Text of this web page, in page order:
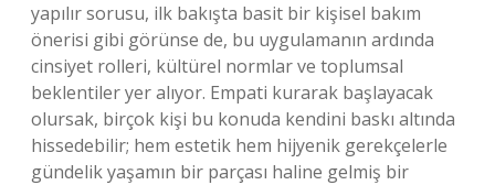
yapılır sorusu, ilk bakışta basit bir kişisel bakım
önerisi gibi görünse de, bu uygulamanın ardında
cinsiyet rolleri, kültürel normlar ve toplumsal
beklentiler yer alıyor. Empati kurarak başlayacak
olursak, birçok kişi bu konuda kendini baskı altında
hissedebilir; hem estetik hem hijyenik gerekçelerle
gündelik yaşamın bir parçası haline gelmiş bir